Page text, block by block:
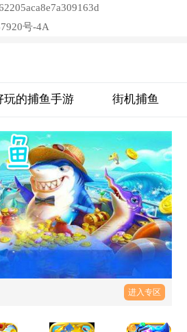
号-4A
玩的捕鱼手游 街机捕鱼
进入专区